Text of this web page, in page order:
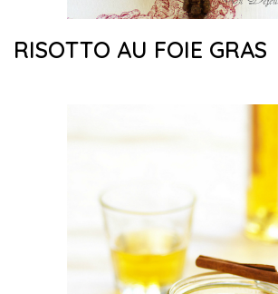
RISOTTO AU FOIE GRAS